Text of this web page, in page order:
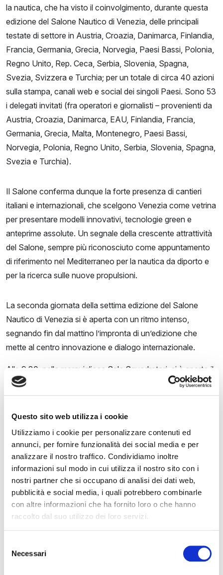
Questo sito web utilizza i cookie
Utilizziamo i cookie per personalizzare contenuti ed
annunci, per fornire funzionalità dei social media e per
analizzare il nostro traffico. Condividiamo inoltre
informazioni sul modo in cui utilizza il nostro sito con i
nostri partner che si occupano di analisi dei dati web,
pubblicità e social media, i quali potrebbero combinarle
con altre informazioni che ha fornito loro o che hanno
raccolto dal suo utilizzo dei loro servizi.
delNecessari
la nautica, che ha visto il coinvolgimento, durante questa
edizione del Salone Nautico di Venezia, delle principali
testate di settore in Austria, Croazia, Danimarca, Finlandia,
Francia, Germania, Grecia, Norvegia, Paesi Bassi, Polonia,
Regno Unito, Rep. Ceca, Serbia, Slovenia, Spagna,
Svezia, Svizzera e Turchia; per un totale di circa 40 azioni
sulla stampa, canali web e social dei singoli Paesi. Sono 53
i delegati invitati (fra operatori e giornalisti – provenienti da
Austria, Croazia, Danimarca, EAU, Finlandia, Francia,
Germania, Grecia, Malta, Montenegro, Paesi Bassi,
Norvegia, Polonia, Regno Unito, Serbia, Slovenia, Spagna,
Svezia e Turchia).
Il Salone conferma dunque la forte presenza di cantieri
italiani e internazionali, che scelgono Venezia come vetrina
per presentare modelli innovativi, tecnologie green e
anteprime assolute. Un segnale della crescente attrattività
del Salone, sempre più riconosciuto come appuntamento
di riferimento nel Mediterraneo per la nautica da diporto e
per la ricerca sulle nuove propulsioni.
La seconda giornata della settima edizione del Salone
Nautico di Venezia si è aperta con un ritmo intenso,
segnando fin dal mattino l’impronta di un’edizione che
mette al centro innovazione e dialogo internazionale.
Alle 9.30, nella meravigliosa Sala Squadratori, si è aperto il
convegno dedicato a “Porti, interporti e corridoi. Venezia e
l’Alto Adriatico come porta dei traffici verso l’Est” che ha
aperto la giornata affrontando i temi strategici della
commerciali europei. Un appuntamento che ha richiamato
operatori e istituzioni, confermando l’attenzione verso le
trasformazioni in corso nel sistema portuale e nelle reti di
collegamento continentali.
Quasi in parallelo la Tesa 102 ha ospitato il workshop di
l’osservazione del mare e le ricerche oceanografiche. La